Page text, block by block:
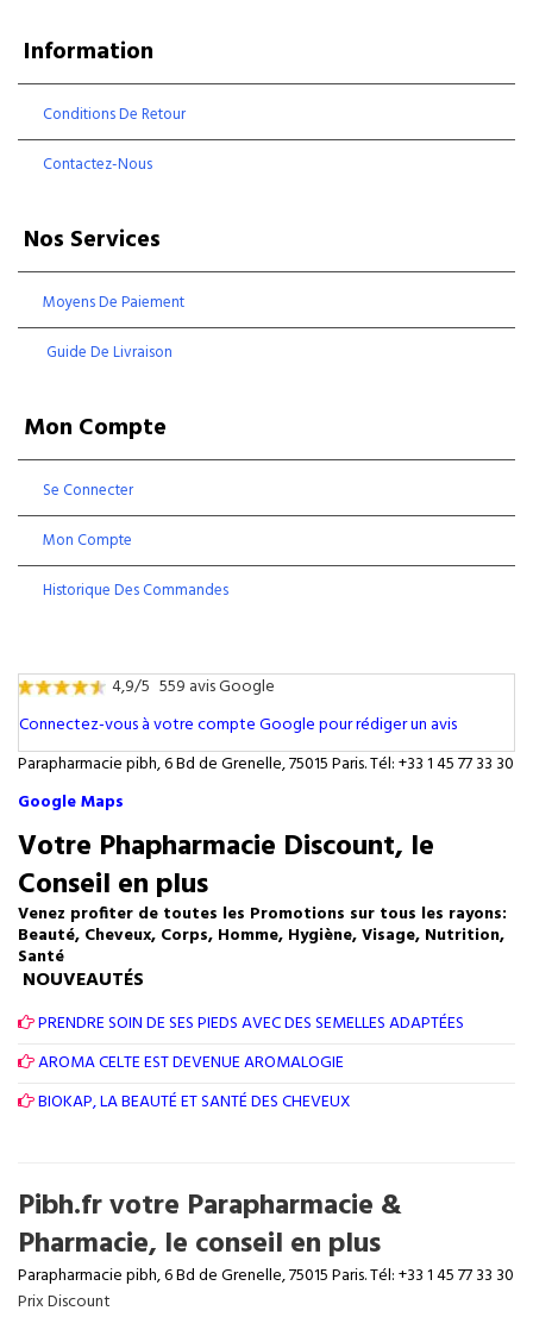
Information
Conditions De Retour
Contactez-Nous
Nos Services
Moyens De Paiement
Guide De Livraison
Mon Compte
Se Connecter
Mon Compte
Historique Des Commandes
4,9/5 559 avis Google
Connectez-vous à votre compte Google pour rédiger un avis
Parapharmacie pibh, 6 Bd de Grenelle, 75015 Paris. Tél: +33 1 45 77 33 30
Google Maps
Votre Phapharmacie Discount, le
Conseil en plus
Venez profiter de toutes les Promotions sur tous les rayons:
Beauté, Cheveux, Corps, Homme, Hygiène, Visage, Nutrition,
Santé
NOUVEAUTÉS
PRENDRE SOIN DE SES PIEDS AVEC DES SEMELLES ADAPTÉES
AROMA CELTE EST DEVENUE AROMALOGIE
BIOKAP, LA BEAUTÉ ET SANTÉ DES CHEVEUX
Pibh.fr votre Parapharmacie &
Pharmacie, le conseil en plus
Parapharmacie pibh, 6 Bd de Grenelle, 75015 Paris. Tél: +33 1 45 77 33 30
Prix Discount